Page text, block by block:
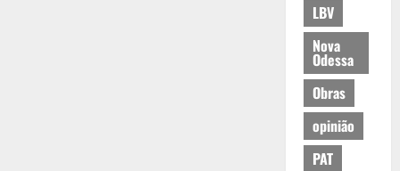
LBV
Nova
Odessa
Obras
opinião
PAT